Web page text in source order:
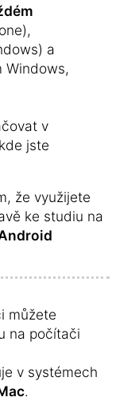
a
Windows,
v
jste
že využijete
ke studiu na
můžete
na počítači
v systémech
.